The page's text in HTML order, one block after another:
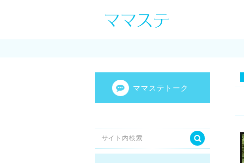
ママの才能発信し
ママステトーク